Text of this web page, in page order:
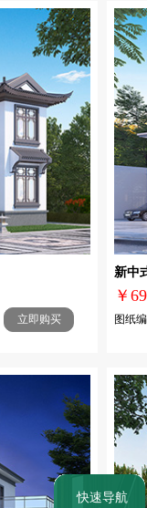
立即购买
新中
￥
图纸编
快速导航